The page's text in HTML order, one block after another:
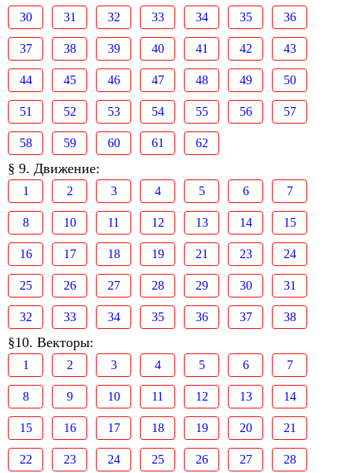
30 31 32 33 34 35 36
37 38 39 40 41 42 43
44 45 46 47 48 49 50
51 52 53 54 55 56 57
58 59 60 61 62
§ 9. Движение:
1 2 3 4 5 6 7
8 10 11 12 13 14 15
16 17 18 19 21 23 24
25 26 27 28 29 30 31
32 33 34 35 36 37 38
§10. Векторы:
1 2 3 4 5 6 7
8 9 10 11 12 13 14
15 16 17 18 19 20 21
22 23 24 25 26 27 28